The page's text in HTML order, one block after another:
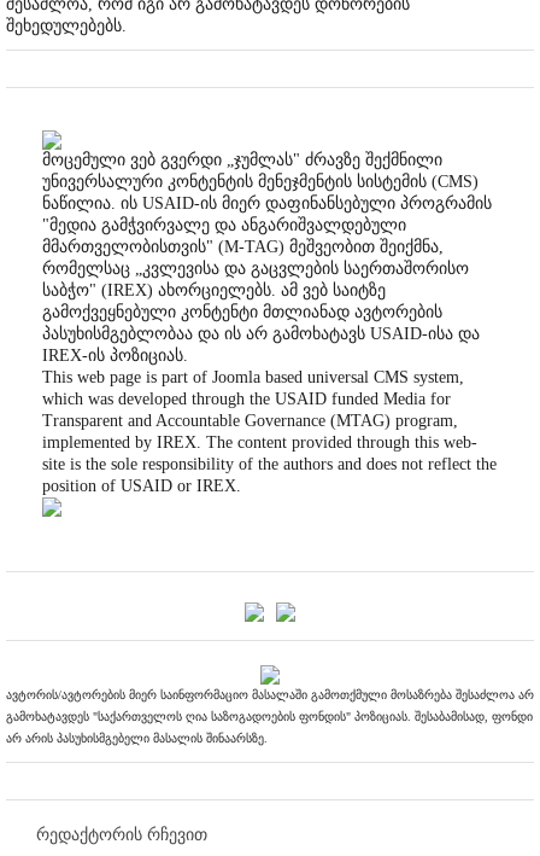
შესაძლოა, რომ იგი არ გამოხატავდეს დონორების
შეხედულებებს.
მოცემული ვებ გვერდი „ჯუმლას" ძრავზე შექმნილი
უნივერსალური კონტენტის მენეჯმენტის სისტემის (CMS)
ნაწილია. ის USAID-ის მიერ დაფინანსებული პროგრამის
"მედია გამჭვირვალე და ანგარიშვალდებული
მმართველობისთვის" (M-TAG) მეშვეობით შეიქმნა,
რომელსაც „კვლევისა და გაცვლების საერთაშორისო
საბჭო" (IREX) ახორციელებს. ამ ვებ საიტზე
გამოქვეყნებული კონტენტი მთლიანად ავტორების
პასუხისმგებლობაა და ის არ გამოხატავს USAID-ისა და
IREX-ის პოზიციას.
This web page is part of Joomla based universal CMS system,
which was developed through the USAID funded Media for
Transparent and Accountable Governance (MTAG) program,
implemented by IREX. The content provided through this web-
site is the sole responsibility of the authors and does not reflect the
position of USAID or IREX.
ავტორის/ავტორების მიერ საინფორმაციო მასალაში გამოთქმული მოსაზრება შესაძლოა არ
გამოხატავდეს "საქართველოს ღია საზოგადოების ფონდის" პოზიციას. შესაბამისად, ფონდი
არ არის პასუხისმგებელი მასალის შინაარსზე.
რედაქტორის რჩევით